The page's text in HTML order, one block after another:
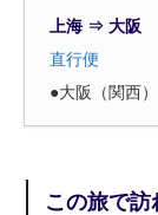
上海 ⇒ 大阪
直行便
●大阪（関西
この旅で訪